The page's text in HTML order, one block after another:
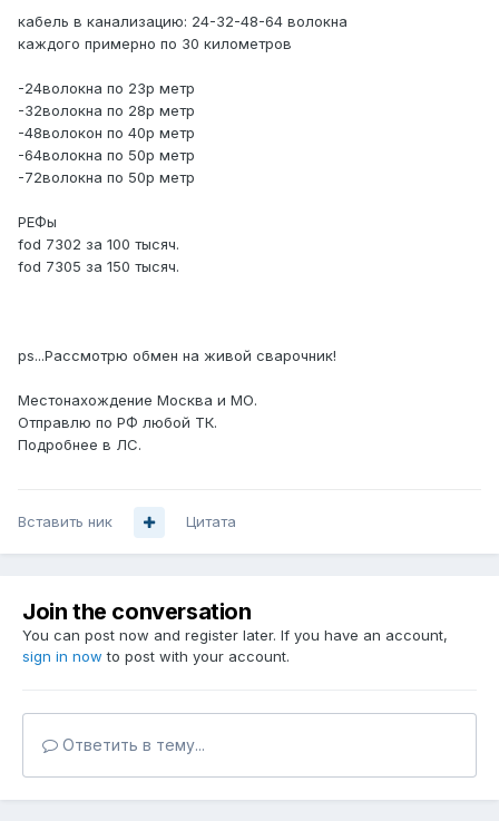
кабель в канализацию: 24-32-48-64 волокна
каждого примерно по 30 километров
-24волокна по 23р метр
-32волокна по 28р метр
-48волокон по 40р метр
-64волокна по 50р метр
-72волокна по 50р метр
РЕФы
fod 7302 за 100 тысяч.
fod 7305 за 150 тысяч.
ps...Рассмотрю обмен на живой сварочник!
Местонахождение Москва и МО.
Отправлю по РФ любой ТК.
Подробнее в ЛС.
Вставить ник Цитата
Join the conversation
You can post now and register later. If you have an account,
sign in now to post with your account.
Ответить в тему...